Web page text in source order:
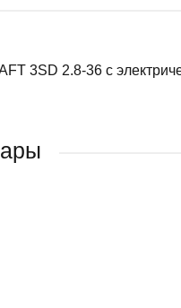
3SD 2.8-36 с